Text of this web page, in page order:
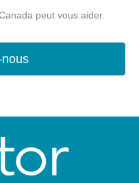
peut vous aider.